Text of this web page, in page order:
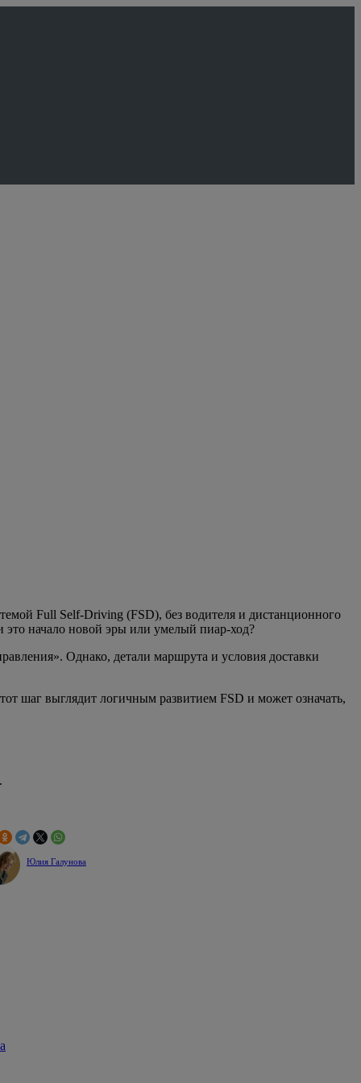
Full Self-Driving (FSD), без водителя и дистанционного
это начало новой эры или умелый пиар-ход?
Однако, детали маршрута и условия доставки
шаг выглядит логичным развитием FSD и может означать,
Юлия Галунова